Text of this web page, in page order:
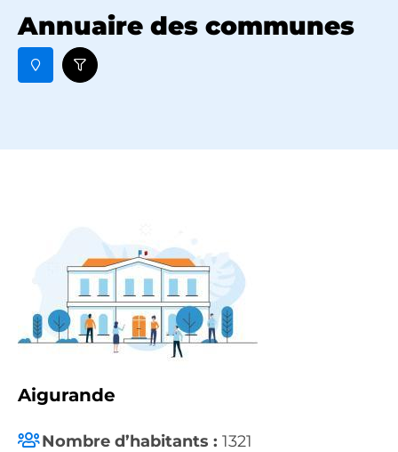
Annuaire des communes
Aigurande
Nombre d’habitants : 1321